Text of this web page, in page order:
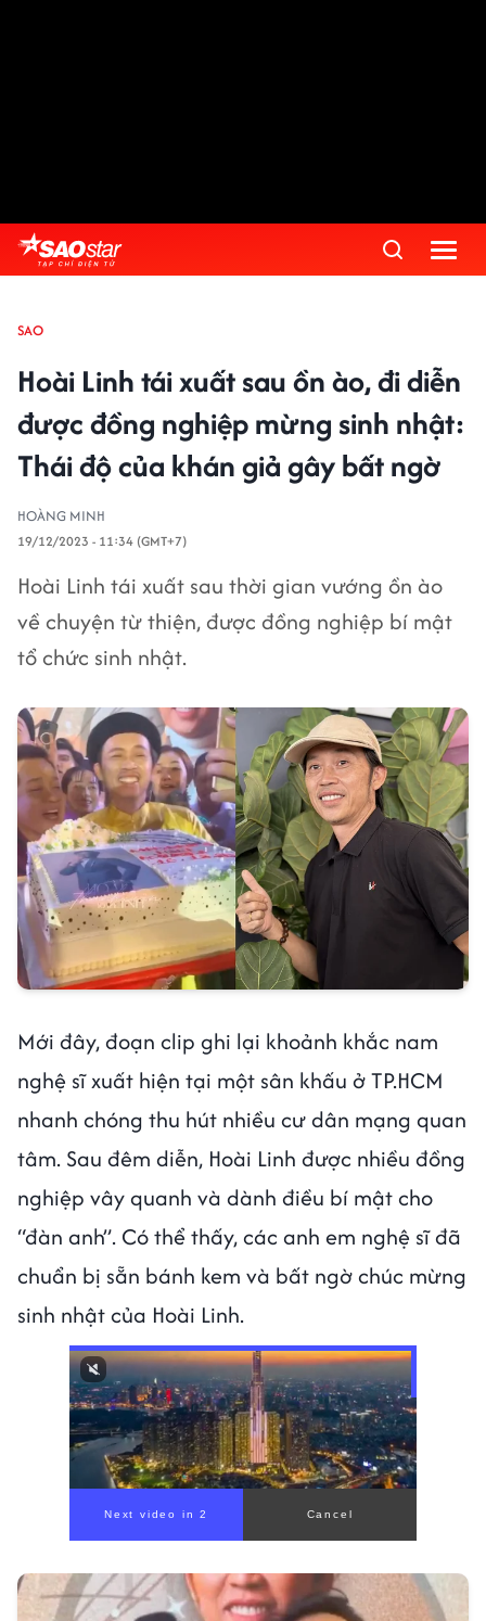
SAO
Hoài Linh tái xuất sau ồn ào, đi diễn
được đồng nghiệp mừng sinh nhật:
Thái độ của khán giả gây bất ngờ
HOÀNG MINH
19/12/2023 - 11:34 (GMT+7)
Hoài Linh tái xuất sau thời gian vướng ồn ào
về chuyện từ thiện, được đồng nghiệp bí mật
tổ chức sinh nhật.
Mới đây, đoạn clip ghi lại khoảnh khắc nam
nghệ sĩ xuất hiện tại một sân khấu ở TP.HCM
nhanh chóng thu hút nhiều cư dân mạng quan
tâm. Sau đêm diễn, Hoài Linh được nhiều đồng
nghiệp vây quanh và dành điều bí mật cho
“đàn anh”. Có thể thấy, các anh em nghệ sĩ đã
chuẩn bị sẵn bánh kem và bất ngờ chúc mừng
sinh nhật của Hoài Linh.
00:00/ 00:56